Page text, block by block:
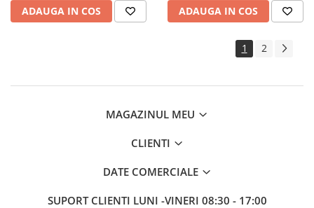
Cosuri gunoi interior
Casa, Gradina & Bricolaj
Echipamente panouri solare
Pardoseli Din PVC / Cauciuc
ADAUGA IN COS ADAUGA IN COS
1 2
MAGAZINUL MEU
CLIENTI
DATE COMERCIALE
SUPORT CLIENTI LUNI -VINERI 08:30 - 17:00